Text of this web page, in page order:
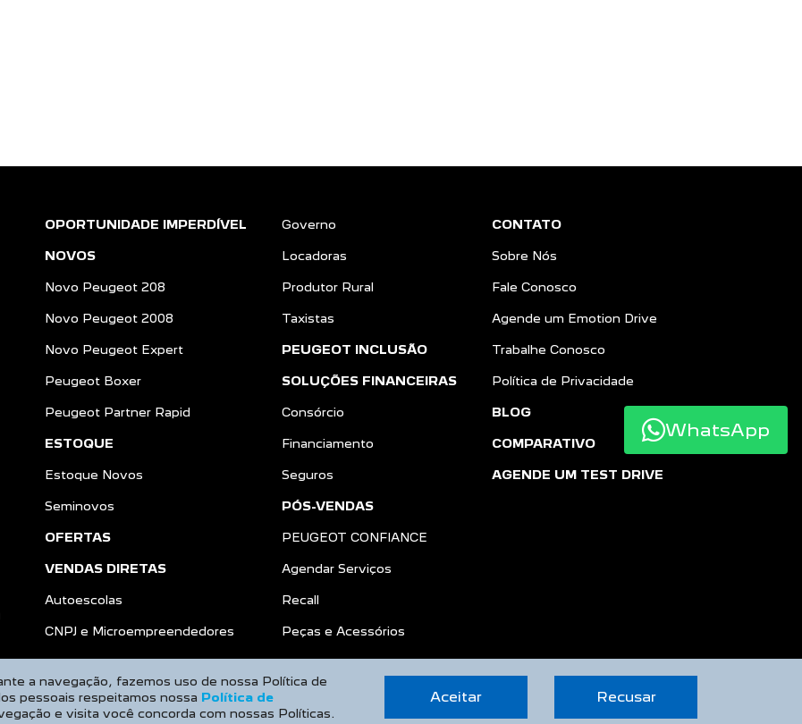
OPORTUNIDADE IMPERDÍVEL
NOVOS
Novo Peugeot 208
Novo Peugeot 2008
Novo Peugeot Expert
Peugeot Boxer
Peugeot Partner Rapid
ESTOQUE
Estoque Novos
Seminovos
OFERTAS
VENDAS DIRETAS
Autoescolas
CNPJ e Microempreendedores
Governo
Locadoras
Produtor Rural
Taxistas
PEUGEOT INCLUSÃO
SOLUÇÕES FINANCEIRAS
Consórcio
Financiamento
Seguros
PÓS-VENDAS
PEUGEOT CONFIANCE
Agendar Serviços
Recall
Peças e Acessórios
CONTATO
Sobre Nós
Fale Conosco
Agende um Emotion Drive
Trabalhe Conosco
Política de Privacidade
BLOG
COMPARATIVO
AGENDE UM TEST DRIVE
Desenvolvido pela DEALERSPACE ® Direitos Reservados.
WhatsApp
a navegação, fazemos uso de nossa Política de
pessoais respeitamos nossa Política de
e visita você concorda com nossas Políticas.
Aceitar Recusar